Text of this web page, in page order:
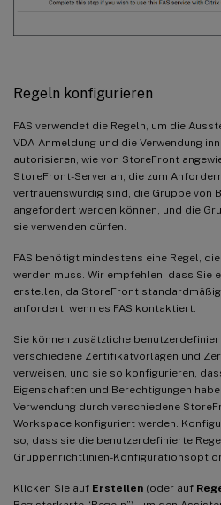
Regeln konfigurieren
FAS verwendet die Regeln, um die
VDA-Anmeldung und die Verwendung
autorisieren, wie von StoreFront
StoreFront-Server an, die zum
vertrauenswürdig sind, die Gruppe von
angefordert werden können, und die
sie verwenden dürfen.
FAS benötigt mindestens eine Regel,
werden muss. Wir empfehlen, dass Sie
erstellen, da StoreFront standardmäßig
anfordert, wenn es FAS kontaktiert.
Sie können zusätzliche
verschiedene Zertifikatvorlagen und
verweisen, und sie so konfigurieren,
Eigenschaften und Berechtigungen
Verwendung durch verschiedene
Workspace konfiguriert werden.
so, dass sie die benutzerdefinierte
Gruppenrichtlinien-
Klicken Sie auf Erstellen (oder auf